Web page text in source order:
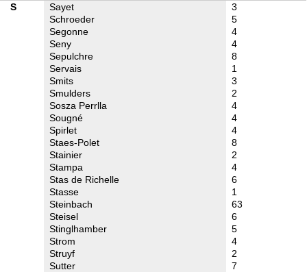
S
Sayet
3
Schroeder
5
Segonne
4
Seny
4
Sepulchre
8
Servais
1
Smits
3
Smulders
2
Sosza Perrlla
4
Sougné
4
Spirlet
4
Staes-Polet
8
Stainier
2
Stampa
4
Stas de Richelle
6
Stasse
1
Steinbach
63
Steisel
6
Stinglhamber
5
Strom
4
Struyf
2
Sutter
7